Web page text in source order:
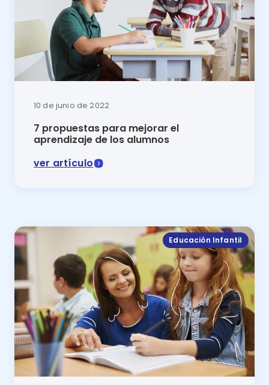
10 de junio de 2022
7 propuestas para mejorar el
aprendizaje de los alumnos
ver artículo
Educación Infantil